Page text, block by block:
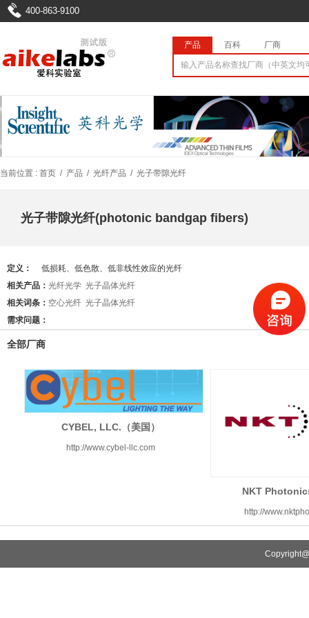
400-863-9100
产品 百科 厂商
当前位置 : 首页 / 产品 / 光纤产品 / 光子带隙光纤
光子带隙光纤(photonic bandgap fibers)
定义：
低损耗、低色散、低非线性效应的光纤
相关产品： 光纤光学 光子晶体光纤
相关词条： 空心光纤 光子晶体光纤
需求问题：
全部厂商
CYBEL, LLC.（美国）
http://www.cybel-llc.com
NKT
http://